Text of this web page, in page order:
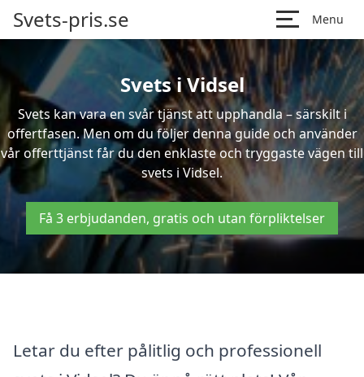
Svets-pris.se Menu
Svets i Vidsel
Svets kan vara en svår tjänst att upphandla – särskilt i
offertfasen. Men om du följer denna guide och använder
vår offerttjänst får du den enklaste och tryggaste vägen till
svets i Vidsel.
Få 3 erbjudanden, gratis och utan förpliktelser
Letar du efter pålitlig och professionell